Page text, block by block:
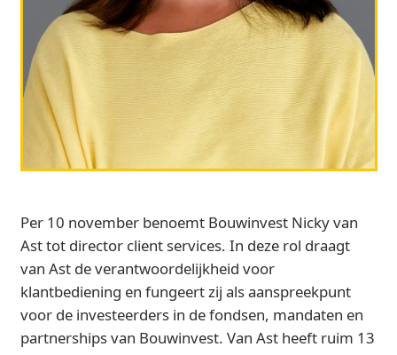
Per 10 november benoemt Bouwinvest Nicky van
Ast tot director client services. In deze rol draagt
van Ast de verantwoordelijkheid voor
klantbediening en fungeert zij als aanspreekpunt
voor de investeerders in de fondsen, mandaten en
partnerships van Bouwinvest. Van Ast heeft ruim 13